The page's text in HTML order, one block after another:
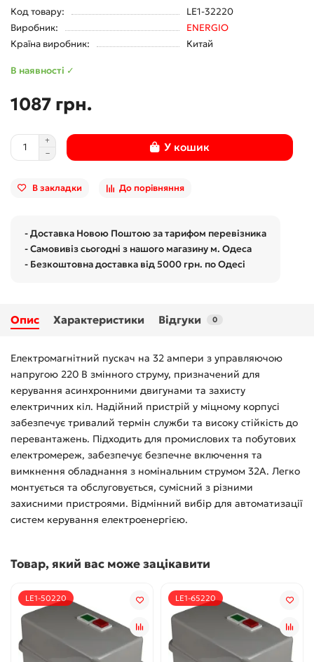
Код товару:
LE1-32220
Виробник:
ENERGIO
Країна виробник:
Китай
В наявності ✓
1087 грн.
У кошик
В закладки До порівняння
- Доставка Новою Поштою за тарифом перевізника
- Самовивіз сьогодні з нашого магазину м. Одеса
- Безкоштовна доставка від 5000 грн. по Одесі
Опис Характеристики Відгуки 0
Електромагнітний пускач на 32 ампери з управляючою
напругою 220 В змінного струму, призначений для
керування асинхронними двигунами та захисту
електричних кіл. Надійний пристрій у міцному корпусі
забезпечує тривалий термін служби та високу стійкість до
перевантажень. Підходить для промислових та побутових
електромереж, забезпечує безпечне включення та
вимкнення обладнання з номінальним струмом 32А. Легко
монтується та обслуговується, сумісний з різними
захисними пристроями. Відмінний вибір для автоматизації
систем керування електроенергією.
Товар, який вас може зацікавити
LE1-50220 LE1-65220